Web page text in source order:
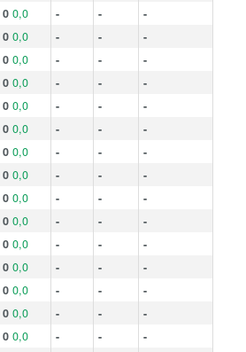
0 0,0 - -
-
0 0,0 - -
-
0 0,0 - -
-
0 0,0 - -
-
0 0,0 - -
-
0 0,0 - -
-
0 0,0 - -
-
0 0,0 - -
-
0 0,0 - -
-
0 0,0 - -
-
0 0,0 - -
-
0 0,0 - -
-
0 0,0 - -
-
0 0,0 - -
-
0 0,0 - -
-